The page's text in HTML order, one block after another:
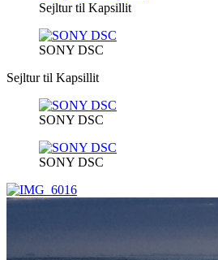
Sejltur til Kapsillit
SONY DSC
Sejltur til Kapsillit
SONY DSC
SONY DSC